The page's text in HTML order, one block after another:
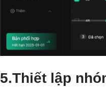
5.Thiết lập